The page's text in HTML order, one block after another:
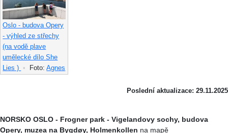
Oslo - budova Opery
- výhled ze střechy
(na vodě plave
umělecké dílo She
Lies ) • Foto:Agnes
Poslední aktualizace: 29.11.2025
NORSKO OSLO - Frogner park - Vigelandovy sochy, budova
Opery, muzea na Bygdøy, Holmenkollen na mapě